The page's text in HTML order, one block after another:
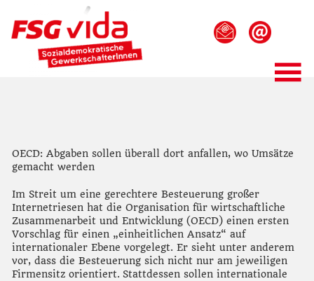
OECD: Abgaben sollen überall dort anfallen, wo Umsätze
gemacht werden
Im Streit um eine gerechtere Besteuerung großer
Internetriesen hat die Organisation für wirtschaftliche
Zusammenarbeit und Entwicklung (OECD) einen ersten
Vorschlag für einen „einheitlichen Ansatz“ auf
internationaler Ebene vorgelegt. Er sieht unter anderem
vor, dass die Besteuerung sich nicht nur am jeweiligen
Firmensitz orientiert. Stattdessen sollen internationale